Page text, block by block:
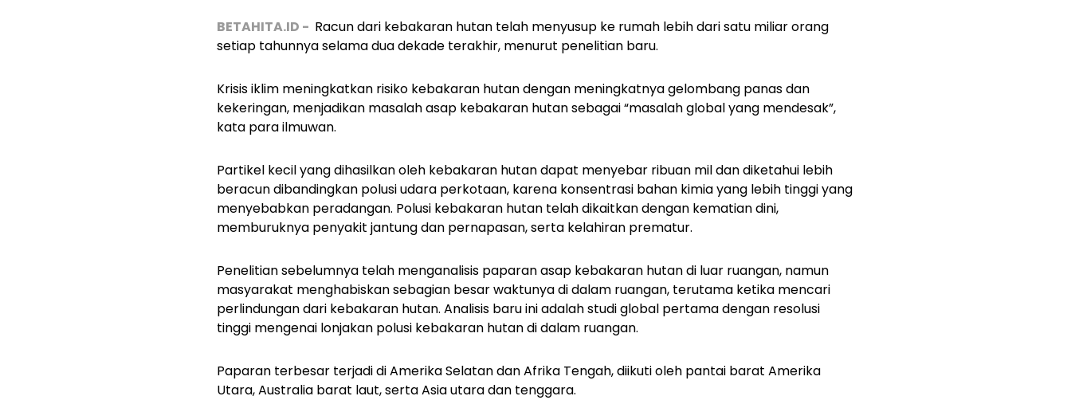
BETAHITA.ID - Racun dari kebakaran hutan telah menyusup ke rumah lebih dari satu miliar orang
setiap tahunnya selama dua dekade terakhir, menurut penelitian baru.
Krisis iklim meningkatkan risiko kebakaran hutan dengan meningkatnya gelombang panas dan
kekeringan, menjadikan masalah asap kebakaran hutan sebagai “masalah global yang mendesak”,
kata para ilmuwan.
Partikel kecil yang dihasilkan oleh kebakaran hutan dapat menyebar ribuan mil dan diketahui lebih
beracun dibandingkan polusi udara perkotaan, karena konsentrasi bahan kimia yang lebih tinggi yang
menyebabkan peradangan. Polusi kebakaran hutan telah dikaitkan dengan kematian dini,
memburuknya penyakit jantung dan pernapasan, serta kelahiran prematur.
Penelitian sebelumnya telah menganalisis paparan asap kebakaran hutan di luar ruangan, namun
masyarakat menghabiskan sebagian besar waktunya di dalam ruangan, terutama ketika mencari
perlindungan dari kebakaran hutan. Analisis baru ini adalah studi global pertama dengan resolusi
tinggi mengenai lonjakan polusi kebakaran hutan di dalam ruangan.
Paparan terbesar terjadi di Amerika Selatan dan Afrika Tengah, diikuti oleh pantai barat Amerika
Utara, Australia barat laut, serta Asia utara dan tenggara.